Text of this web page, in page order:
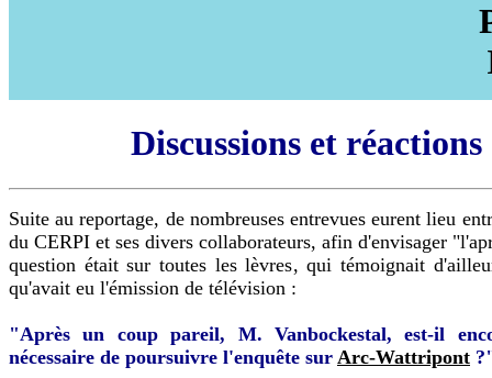
Discussions et réactions
Suite au reportage, de nombreuses entrevues eurent lieu
du CERPI et ses divers collaborateurs, afin d'envisager
question était sur toutes les lèvres, qui témoignait
qu'avait eu l'émission de télévision :
"Après un coup pareil, M. Vanbockestal, est-il
nécessaire de poursuivre l'enquête sur Arc-Wattripont